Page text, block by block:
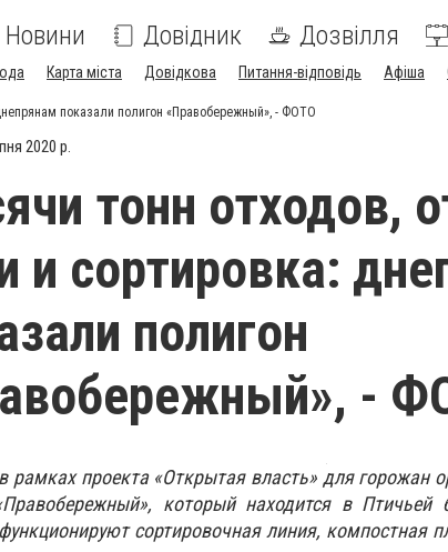
Новини Довідник Дозвілля
Карта міста Довідкова Питання-відповідь Афіша
показали полигон «Правобережный», - ФОТО
2020 р.
тонн отходов,
и сортировка:
полигон
-
рамках проекта «Открытая власть» для горожан
который находится в
сортировочная линия, компостная